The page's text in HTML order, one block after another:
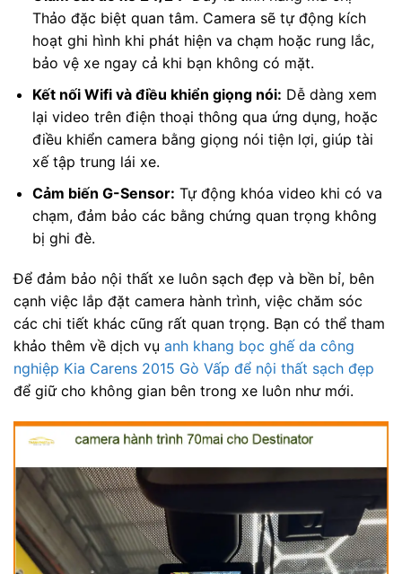
Thảo đặc biệt quan tâm. Camera sẽ tự động kích
hoạt ghi hình khi phát hiện va chạm hoặc rung lắc,
bảo vệ xe ngay cả khi bạn không có mặt.
Kết nối Wifi và điều khiển giọng nói: Dễ dàng xem
lại video trên điện thoại thông qua ứng dụng, hoặc
điều khiển camera bằng giọng nói tiện lợi, giúp tài
xế tập trung lái xe.
Cảm biến G-Sensor: Tự động khóa video khi có va
chạm, đảm bảo các bằng chứng quan trọng không
bị ghi đè.
Để đảm bảo nội thất xe luôn sạch đẹp và bền bỉ, bên
cạnh việc lắp đặt camera hành trình, việc chăm sóc
các chi tiết khác cũng rất quan trọng. Bạn có thể tham
khảo thêm về dịch vụ anh khang bọc ghế da công
nghiệp Kia Carens 2015 Gò Vấp để nội thất sạch đẹp
để giữ cho không gian bên trong xe luôn như mới.